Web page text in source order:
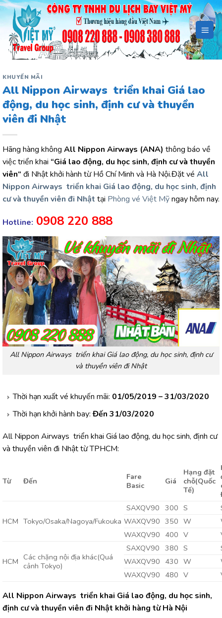
Bỏ
qua
dung
KHUYẾN MÃI
All Nippon Airways triển khai Giá lao
động, du học sinh, định cư và thuyền
viên đi Nhật
Hãng hàng không All Nippon Airways (ANA) thông báo về
việc triển khai “Giá lao động, du học sinh, định cư và thuyền
viên“ đi Nhật khởi hành từ Hồ Chí Minh và Hà Nội.Đặt vé All
Nippon Airways triển khai Giá lao động, du học sinh, định
cư và thuyền viên đi Nhật tại Phòng vé Việt Mỹngay hôm nay.
Hotline: 0908 220 888
All Nippon Airways triển khai Giá lao động, du học sinh, định cư
và thuyền viên đi Nhật
Thời hạn xuất vé khuyến mãi: 01/05/2019 – 31/03/2020
Thời hạn khởi hành bay:Đến 31/03/2020
All Nippon Airways triển khai Giá lao động, du học sinh, định cư
và thuyền viên đi Nhật từ TPHCM:
Từ Đến
Fare
Basic
Giá
Hạng đặt
chỗ(Quốc
Tế)
HCM Tokyo/Osaka/Nagoya/Fukouka
SAXQV90 300 S
WAXQV90 350 W
WAXQV90 400 V
HCM Các chặng nội địa khác(Quá
cảnh Tokyo)
SAXQV90 380 S
WAXQV90 430 W
WAXQV90 480 V
All Nippon Airways triển khai Giá lao động, du học sinh,
định cư và thuyền viên đi Nhật khởi hàng từ Hà Nội